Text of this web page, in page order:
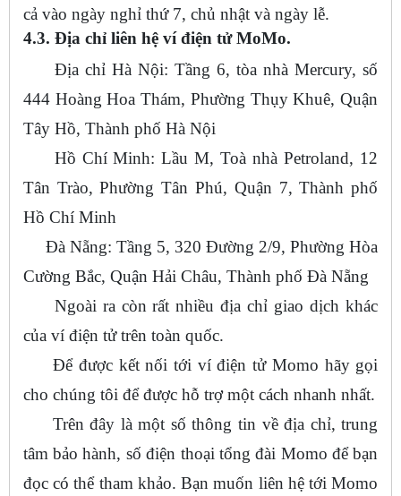
cả vào ngày nghỉ thứ 7, chủ nhật và ngày lễ.
4.3. Địa chỉ liên hệ ví điện tử MoMo.
Địa chỉ Hà Nội: Tầng 6, tòa nhà Mercury, số
444 Hoàng Hoa Thám, Phường Thụy Khuê, Quận
Tây Hồ, Thành phố Hà Nội
Hồ Chí Minh: Lầu M, Toà nhà Petroland, 12
Tân Trào, Phường Tân Phú, Quận 7, Thành phố
Hồ Chí Minh
Đà Nẵng: Tầng 5, 320 Đường 2/9, Phường Hòa
Cường Bắc, Quận Hải Châu, Thành phố Đà Nẵng
Ngoài ra còn rất nhiều địa chỉ giao dịch khác
của ví điện tử trên toàn quốc.
Để được kết nối tới ví điện tử Momo hãy gọi
cho chúng tôi để được hỗ trợ một cách nhanh nhất.
Trên đây là một số thông tin về địa chỉ, trung
tâm bảo hành, số điện thoại tổng đài Momo để bạn
đọc có thể tham khảo. Bạn muốn liên hệ tới Momo